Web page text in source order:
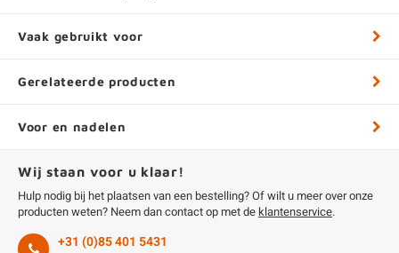
Vaak gebruikt voor
Gerelateerde producten
Voor en nadelen
Wij staan voor u klaar!
Hulp nodig bij het plaatsen van een bestelling? Of wilt u meer over onze
producten weten? Neem dan contact op met de klantenservice.
+31 (0)85 401 5431